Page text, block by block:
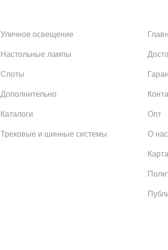
Уличное освещение
Настольные лампы
Споты
Дополнительно
Каталоги
Трековые и шинные системы
Опт
О нас